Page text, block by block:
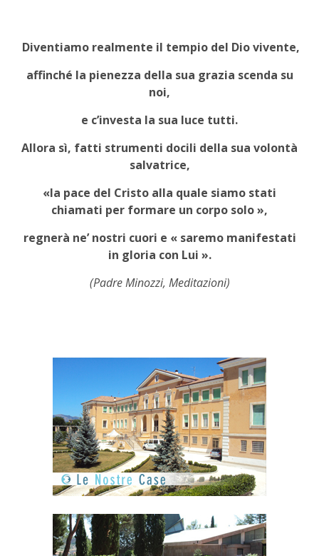
Diventiamo realmente il tempio del Dio vivente,
affinché la pienezza della sua grazia scenda su
noi,
e c’investa la sua luce tutti.
Allora sì, fatti strumenti docili della sua volontà
salvatrice,
«la pace del Cristo alla quale siamo stati
chiamati per formare un corpo solo »,
regnerà ne’ nostri cuori e « saremo manifestati
in gloria con Lui ».
(Padre Minozzi, Meditazioni)